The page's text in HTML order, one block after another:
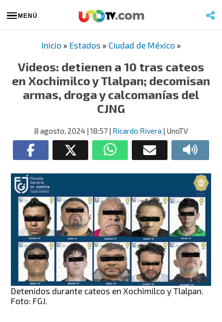
MENÚ
Inicio » Estados » Ciudad de México »
Videos: detienen a 10 tras cateos
en Xochimilco y Tlalpan; decomisan
armas, droga y calcomanías del
CJNG
8 agosto, 2024 | 18:57 | Ricardo Rivera | UnoTV
Detenidos durante cateos en Xochimilco y Tlalpan.
Foto: FGJ.